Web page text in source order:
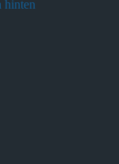
hinten